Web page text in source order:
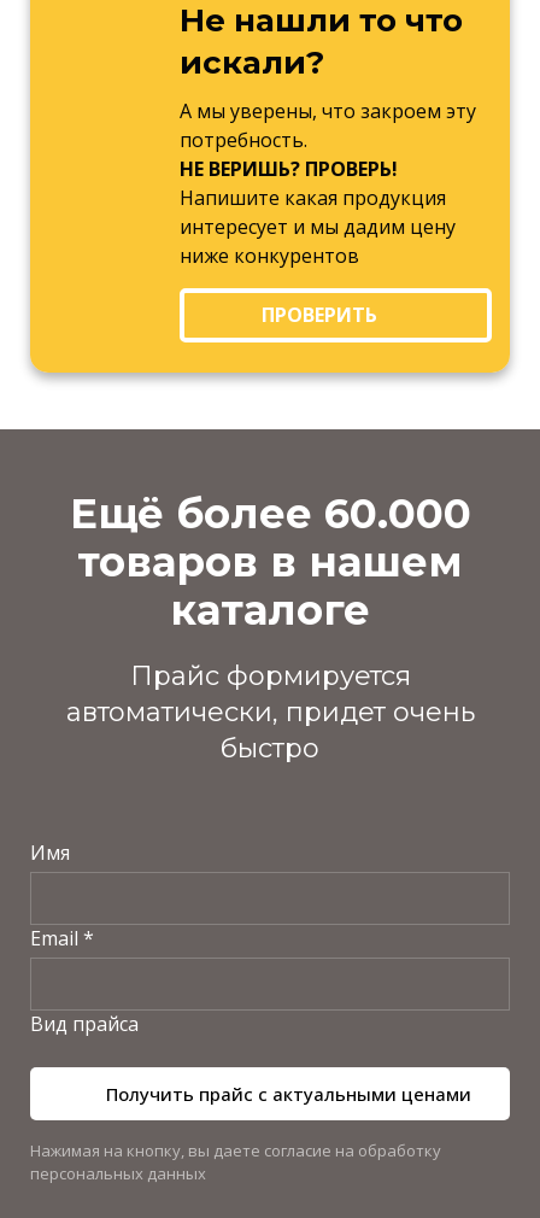
Не нашли то что
искали?
А мы уверены, что закроем эту
потребность.
НЕ ВЕРИШЬ? ПРОВЕРЬ!
Напишите какая продукция
интересует и мы дадим цену
ниже конкурентов
ПРОВЕРИТЬ
Ещё более 60.000
товаров в нашем
каталоге
Прайс формируется
автоматически, придет очень
быстро
Имя
Email *
Вид прайса
Получить прайс с актуальными ценами
Нажимая на кнопку, вы даете согласие на обработку
персональных данных